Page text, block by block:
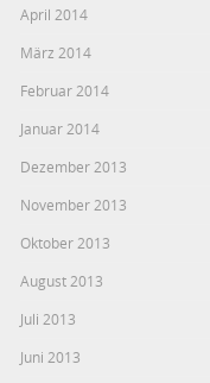
April 2014
März 2014
Februar 2014
Januar 2014
Dezember 2013
November 2013
Oktober 2013
August 2013
Juli 2013
Juni 2013